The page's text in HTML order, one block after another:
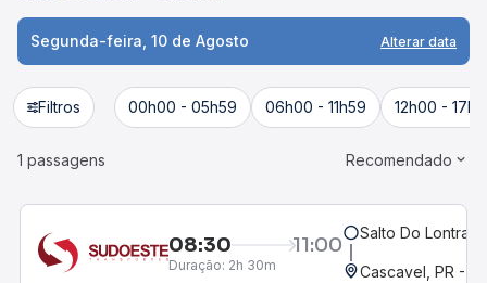
Segunda-feira, 10 de Agosto Alterar data
Filtros 00h00 - 05h59 06h00 - 11h59 12h00 -
1 passagens Recomendado
08:30 11:00
Duração: 2h 30m
Salto Do Lontra,
Cascavel, PR -